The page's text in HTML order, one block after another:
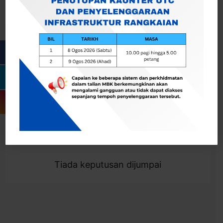
Togol Penapis
Showing 0 result
Tiada keputusan dijumpai